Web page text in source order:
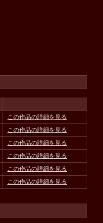
この作品の詳細を見る
この作品の詳細を見る
この作品の詳細を見る
この作品の詳細を見る
この作品の詳細を見る
この作品の詳細を見る